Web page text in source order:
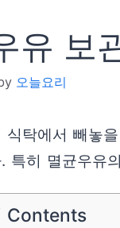
유 보
오늘요리
식탁에서 빼놓
특히 멸균우유
Contents